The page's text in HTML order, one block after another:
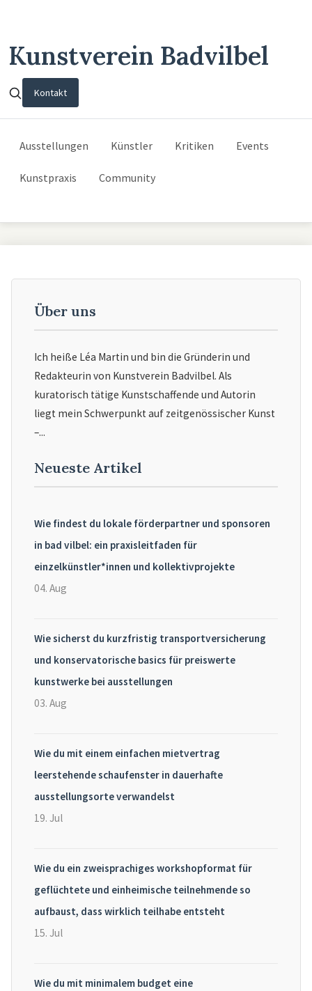
Kunstverein Badvilbel
Kontakt
Ausstellungen Künstler Kritiken Events
Kunstpraxis Community
Über uns
Ich heiße Léa Martin und bin die Gründerin und
Redakteurin von Kunstverein Badvilbel. Als
kuratorisch tätige Kunstschaffende und Autorin
liegt mein Schwerpunkt auf zeitgenössischer Kunst
–...
Neueste Artikel
Wie findest du lokale förderpartner und sponsoren
in bad vilbel: ein praxisleitfaden für
einzelkünstler*innen und kollektivprojekte
04. Aug
Wie sicherst du kurzfristig transportversicherung
und konservatorische basics für preiswerte
kunstwerke bei ausstellungen
03. Aug
Wie du mit einem einfachen mietvertrag
leerstehende schaufenster in dauerhafte
ausstellungsorte verwandelst
19. Jul
Wie du ein zweisprachiges workshopformat für
geflüchtete und einheimische teilnehmende so
aufbaust, dass wirklich teilhabe entsteht
15. Jul
Wie du mit minimalem budget eine